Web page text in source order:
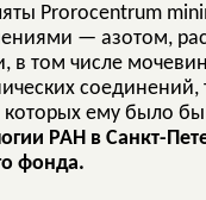
Prorocentrum
— азотом,
в том числе
которых ему было
РАН в Санкт-
фонда.